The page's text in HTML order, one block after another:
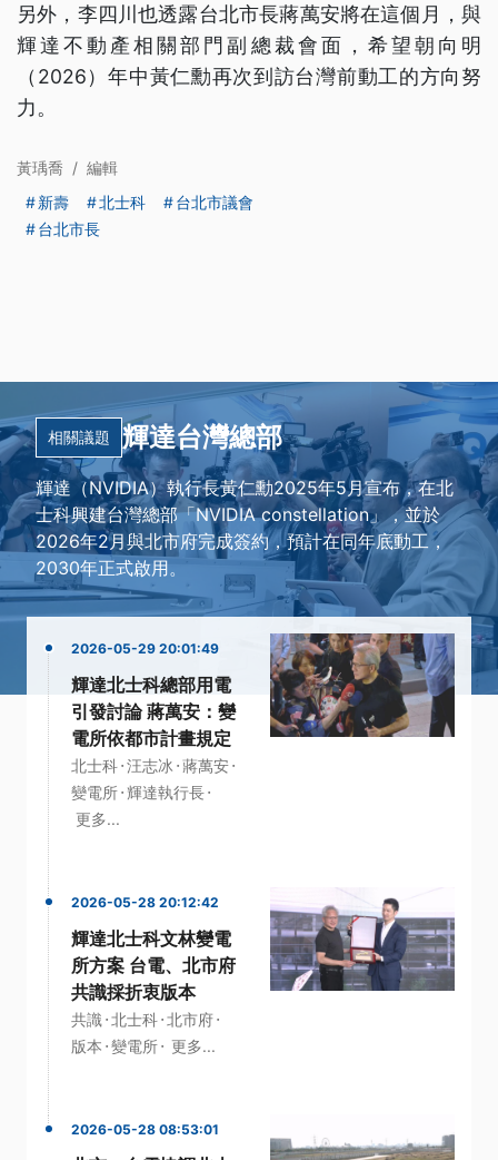
另外，李四川也透露台北市長蔣萬安將在這個月，與
輝達不動產相關部門副總裁會面，希望朝向明
（2026）年中黃仁勳再次到訪台灣前動工的方向努
力。
黃瑀喬 / 編輯
新壽
北士科
台北市議會
台北市長
相關議題 輝達台灣總部
輝達（NVIDIA）執行長黃仁勳2025年5月宣布，在北
士科興建台灣總部「NVIDIA constellation」，並於
2026年2月與北市府完成簽約，預計在同年底動工，
2030年正式啟用。
2026-05-29 20:01:49
輝達北士科總部用電
引發討論 蔣萬安：變
電所依都市計畫規定
北士科·汪志冰 ·蔣萬安·
變電所·輝達執行長·
更多...
2026-05-28 20:12:42
輝達北士科文林變電
所方案 台電、北市府
共識採折衷版本
共識 ·北士科·北市府·
版本 ·變電所· 更多...
2026-05-28 08:53:01